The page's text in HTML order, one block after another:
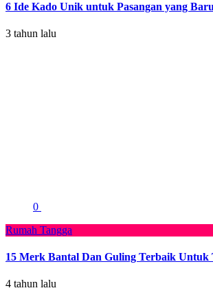
6 Ide Kado Unik untuk Pasangan yang
3 tahun lalu
0
Rumah Tangga
15 Merk Bantal Dan Guling Terbaik Untuk
4 tahun lalu